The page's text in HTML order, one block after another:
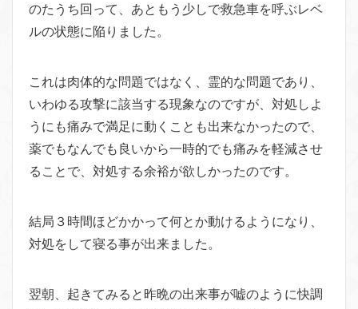
のたうち回って、あともう少しで救急車を呼ぶレベ
ルの状態に陥りました。
これは肉体的な問題ではなく、霊的な問題であり、
いわゆる攻撃に該当する現象なのですが、対処しよ
うにも痛みで満足に動くことも出来なかったので、
薬でもなんでも良いから一時的でも痛みを軽減させ
ることで、対処する余裕が欲しかったのです。
結局３時間ほどかかって何とか動けるようになり、
対処をして寝る事が出来ました。
翌朝、起きてみると昨晩の出来事が嘘のように快調